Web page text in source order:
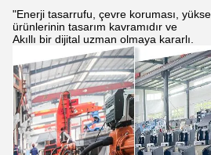
"Enerji tasarrufu, çevre koruması,
ürünlerinin tasarım kavramıdır ve
Akıllı bir dijital uzman olmaya kararlı.